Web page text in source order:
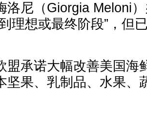
洛尼（Giorgia Meloni
理想或最终阶段”，但
盟承诺大幅改善美国海
坚果、乳制品、水果、